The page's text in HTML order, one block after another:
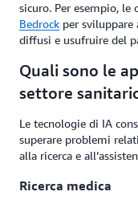
sicuro. Per esempio,
Bedrock per
diffusi e usufruire del
Quali sono le
settore
Le tecnologie di IA
superare problemi
alla ricerca e
Ricerca medica